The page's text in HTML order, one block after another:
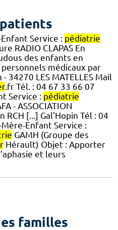
Service : pédiatrie
RADIO CLAPAS En
des enfants en
médicaux par
34270 LES MATELLES Mail
.fr Tél. : 04 67 33 66 07
Service : pédiatrie
- ASSOCIATION
RCH [...] Gal'Hopin Tél : 04
Enfant Service :
GAMH (Groupe des
Hérault) Objet : Apporter
et leurs
familles